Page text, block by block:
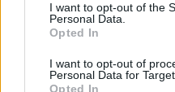
I want to opt-out of the
Personal Data.
Opted In
I want to opt-out of
Personal Data for
Opted In
Esim for Global|Esim for
for Turkey|Esim for
for Asia|Esim for World